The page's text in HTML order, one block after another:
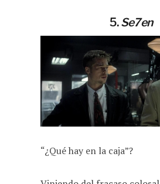
5.Se7en
“¿Qué hay en la caja”?